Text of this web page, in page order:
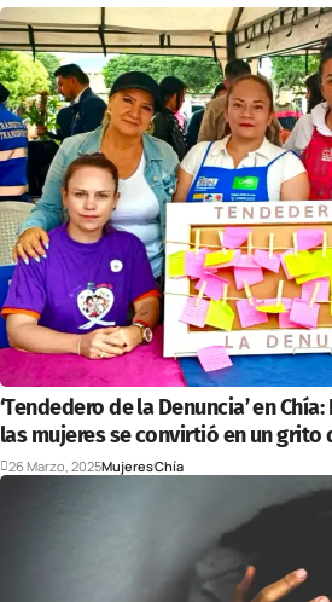
‘Tendedero de la Denuncia’ en
las mujeres se convirtió en un grito
26 Marzo, 2025MujeresChía